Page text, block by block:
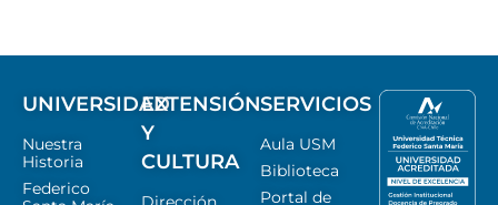
UNIVERSIDAD
Nuestra
Historia
Federico
EXTENSIÓN
Y
CULTURA
SERVICIOS
Aula USM
Biblioteca
Portal de